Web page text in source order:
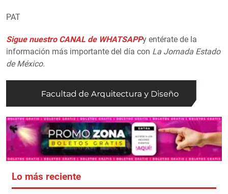
PAT
Sigue nuestro CANAL de WHATSAPPy entérate de la
información más importante del día con La Jornada Estado
de México.
Lo más reciente